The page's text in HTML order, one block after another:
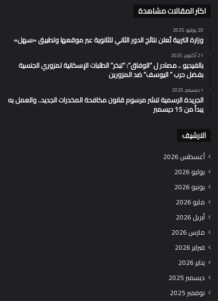
اكثر المقالات مشاهدة
20 يوليو، 2025
وزارة التربية تُعلن نتائج الدور الثاني للثانوية عبر موقعها وتطبيق «سهل»
21 أكتوبر، 2025
بالفيديو .. مصادر ل “الوفاق”: “تبخر” الطلبات الإسكانية لمزوري الجنسية
بفضل حرب ” اليوسف” ضد المزورين
1 ديسمبر، 2025
الجريدة الرسمية تنشر مرسوم قانون مكافحة المخدرات الجديد.. والعمل به
يبدأ من 15 ديسمبر
الارشيف
أغسطس 2026
يوليو 2026
يونيو 2026
مايو 2026
أبريل 2026
مارس 2026
فبراير 2026
يناير 2026
ديسمبر 2025
نوفمبر 2025